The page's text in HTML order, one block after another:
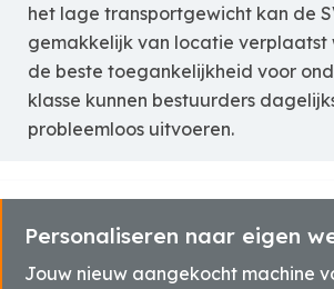
het lage transportgewicht kan de
gemakkelijk van locatie verplaatst
de beste toegankelijkheid voor
klasse kunnen bestuurders
probleemloos uitvoeren.
Personaliseren naar eigen
Jouw nieuw aangekocht machine